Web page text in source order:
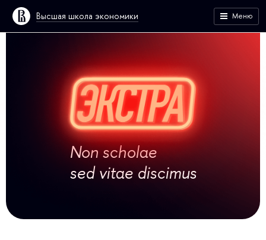
Высшая школа экономики Меню
Non scholae
sed vitae discimus